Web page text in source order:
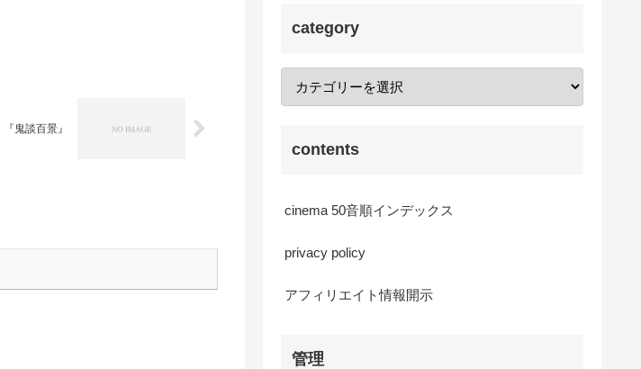
『鬼談百景』
category
contents
cinema 50音順インデックス
privacy policy
アフィリエイト情報開示
管理